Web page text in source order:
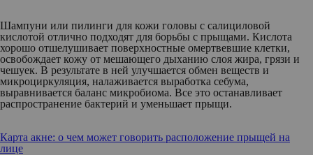
Шампуни или пилинги для кожи головы с салициловой
кислотой отлично подходят для борьбы с прыщами. Кислота
хорошо отшелушивает поверхностные омертвевшие клетки,
освобождает кожу от мешающего дыханию слоя жира, грязи и
чешуек. В результате в ней улучшается обмен веществ и
микроциркуляция, налаживается выработка себума,
выравнивается баланс микробиома. Все это останавливает
распространение бактерий и уменьшает прыщи.
Карта акне: о чем может говорить расположение прыщей на
лице